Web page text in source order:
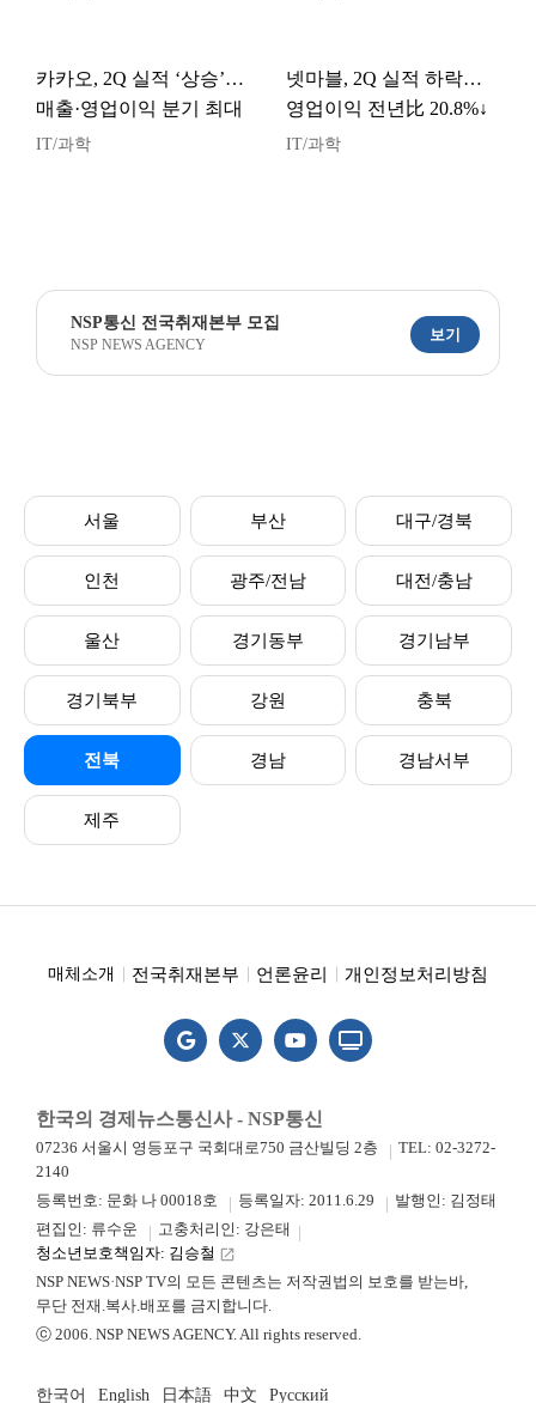
카카오, 2Q 실적 ‘상승’…
매출·영업이익 분기 최대
IT/과학
넷마블, 2Q 실적 하락…
영업이익 전년比 20.8%↓
IT/과학
NSP통신 전국취재본부 모집
NSP NEWS AGENCY
보기
서울 부산 대구/경북
인천 광주/전남 대전/충남
울산 경기동부 경기남부
경기북부 강원 충북
전북 경남 경남서부
제주
매체소개 전국취재본부 언론윤리 개인정보처리방침
한국의 경제뉴스통신사 - NSP통신
07236 서울시 영등포구 국회대로750 금산빌딩 2층
TEL: 02-3272-
2140
등록번호: 문화 나 00018호
등록일자: 2011.6.29
발행인: 김정태
편집인: 류수운
고충처리인: 강은태
청소년보호책임자: 김승철 launch
NSP NEWS·NSP TV의 모든 콘텐츠는 저작권법의 보호를 받는바,
무단 전재.복사.배포를 금지합니다.
ⓒ 2006. NSP NEWS AGENCY. All rights reserved.
한국어 English 日本語 中文 Русский